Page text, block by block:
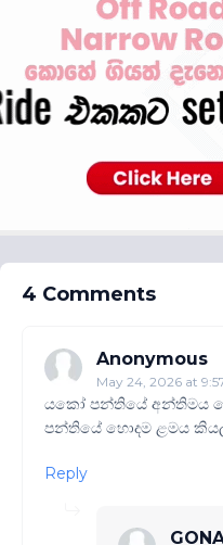
4 Comments
Anonymous
May 24, 2026 at
යකෝ පන්තියේ අන්තිමය
පන්තියේ හොදම ළමය
Reply